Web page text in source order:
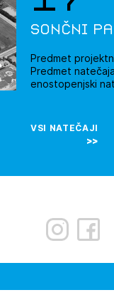
VSI NATEČAJI
Sončni
Predmet
Predmet
enostopenjski